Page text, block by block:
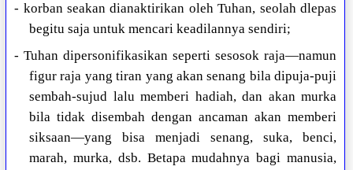
- korban seakan dianaktirikan oleh Tuhan, seolah dlepas
begitu saja untuk mencari keadilannya sendiri;
- Tuhan dipersonifikasikan seperti sesosok raja—namun
figur raja yang tiran yang akan senang bila dipuja-puji
sembah-sujud lalu memberi hadiah, dan akan murka
bila tidak disembah dengan ancaman akan memberi
siksaan—yang bisa menjadi senang, suka, benci,
marah, murka, dsb. Betapa mudahnya bagi manusia,